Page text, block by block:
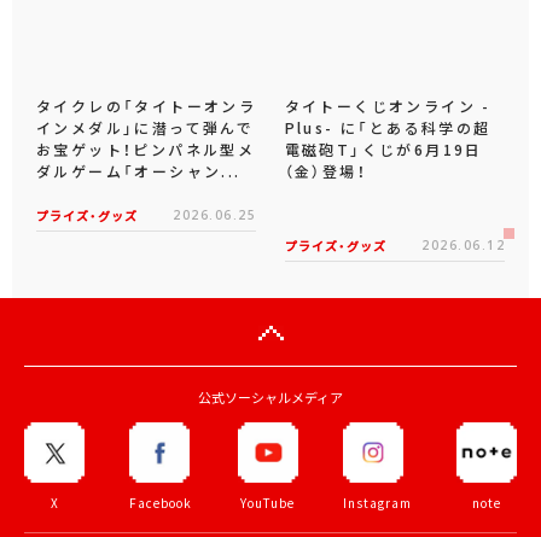
タイクレの「タイトーオンラ
インメダル」に潜って弾んで
お宝ゲット！ピンパネル型メ
ダルゲーム「オーシャン...
プライズ・グッズ 2026.06.25
タイトーくじオンライン -
Plus- に「とある科学の超
電磁砲T」くじが6月19日
（金）登場！
プライズ・グッズ 2026.06.12
公式ソーシャルメディア
X Facebook YouTube Instagram note